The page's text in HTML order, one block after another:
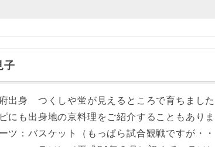
子
出身 つくしや蛍が見えるところで育ちました
出身地の京料理をご紹介することもありま
ツ：バスケット（もっぱら試合観戦ですが・・